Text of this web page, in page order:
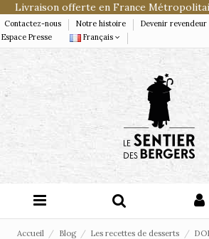
Livraison offerte en France
Contactez-nous Notre histoire
Devenir revendeur
Espace Presse
Français
Accueil Blog Les recettes de desserts